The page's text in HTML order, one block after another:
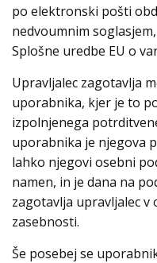
po elektronski pošti
nedvoumnim
Splošne uredbe EU o
Upravljalec zagotavlja
uporabnika, kjer je to
izpolnjenega
uporabnika je njegova
lahko njegovi osebni
namen, in je dana na
zagotavlja upravljalec
zasebnosti.
Še posebej se